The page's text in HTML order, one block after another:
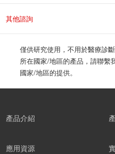
公司地址
其他諮詢
僅供研究使用，不用於醫療診
所在國家/地區的產品，請聯繫
國家/地區的提供。
產品介紹
應用資源